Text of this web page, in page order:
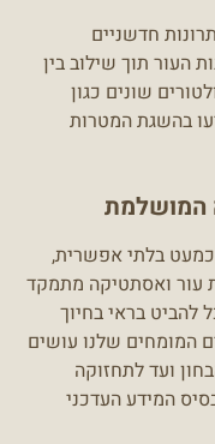
חדשניים
העור תוך שילוב בין
שונים כגון
בהשגת המטרות
המושלמת
בלתי אפשרית,
עור ואסתטיקה מתמקד
להביט בראי בחיוך
המומחים שלנו עושים
ועד לתחזוקה
המידע העדכני